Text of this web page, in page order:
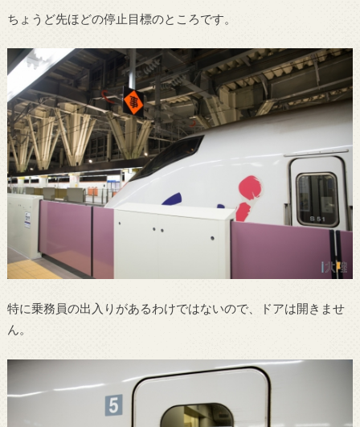
ちょうど先ほどの停止目標のところです。
特に乗務員の出入りがあるわけではないので、ドアは開きませ
ん。